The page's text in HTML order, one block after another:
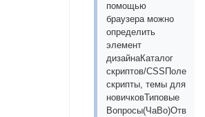
помощью
браузера можно
определить
элемент
дизайнаКаталог
скриптов/
скрипты, темы для
новичковТиповые
Вопросы(ЧаВо)Ответы